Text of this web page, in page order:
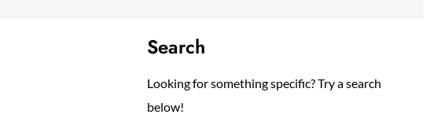
Search
Looking for something specific? Try a search
below!